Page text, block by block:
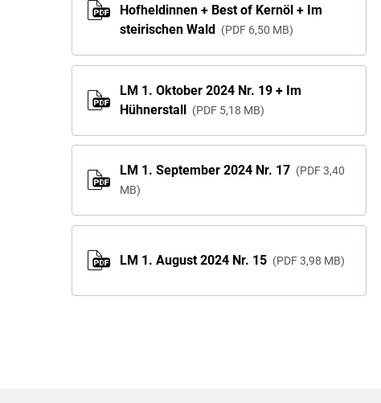
Hofheldinnen + Best of Kernöl + Im
steirischen Wald
PDF 6,50 MB
LM 1. Oktober 2024 Nr. 19 + Im
Hühnerstall
PDF 5,18 MB
LM 1. September 2024 Nr. 17 PDF 3,40
MB
LM 1. August 2024 Nr. 15 PDF 3,98 MB